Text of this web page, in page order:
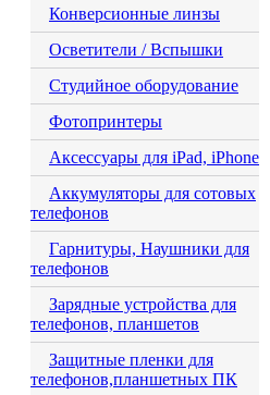
Конверсионные линзы
Осветители / Вспышки
Студийное оборудование
Фотопринтеры
Аксессуары для iPad, iPhone
Аккумуляторы для сотовых
телефонов
Гарнитуры, Наушники для
телефонов
Зарядные устройства для
телефонов, планшетов
Защитные пленки для
телефонов,планшетных ПК